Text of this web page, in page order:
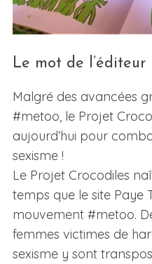
Le mot de l’éditeur
Malgré des avancées
#metoo, le Projet
aujourd’hui pour
sexisme !
Le Projet Crocodiles
temps que le site Paye
mouvement #metoo.
femmes victimes de
sexisme y sont